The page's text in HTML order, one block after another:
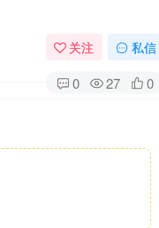
关注 私信
0 27 0